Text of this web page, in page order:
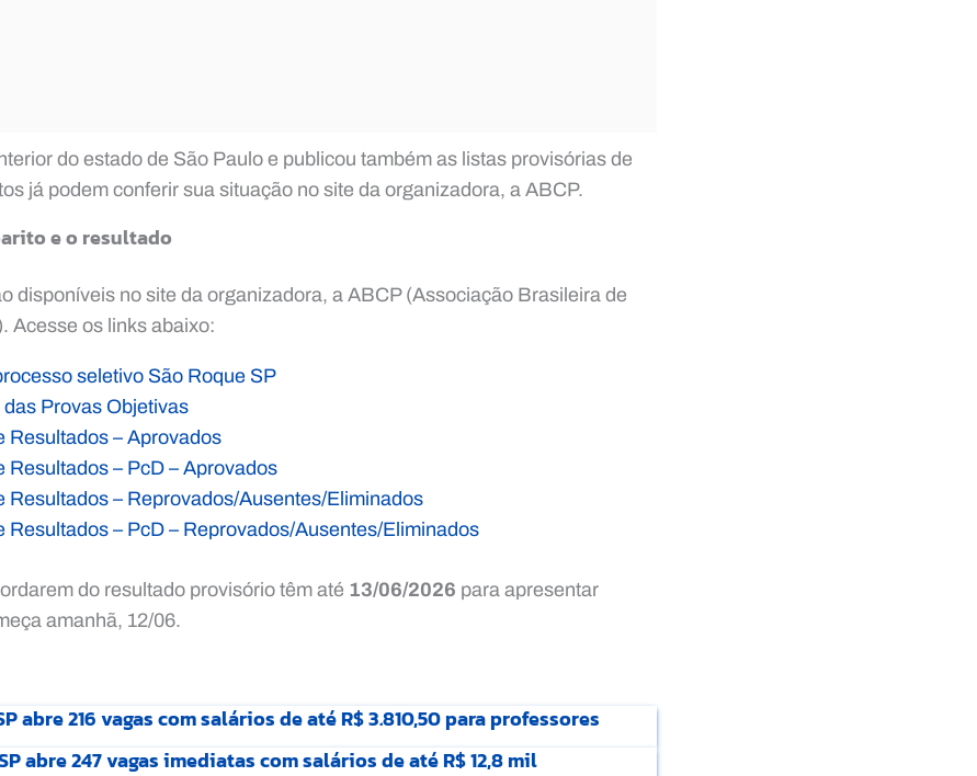
do estado de São Paulo e publicou também as listas provisórias de
já podem conferir sua situação no site da organizadora, a ABCP.
e o resultado
disponíveis no site da organizadora, a ABCP (Associação Brasileira de
Acesse os links abaixo:
seletivo São Roque SP
Provas Objetivas
Resultados – Aprovados
Resultados – PcD – Aprovados
Resultados – Reprovados/Ausentes/Eliminados
Resultados – PcD – Reprovados/Ausentes/Eliminados
do resultado provisório têm até 13/06/2026 para apresentar
amanhã, 12/06.
abre 216 vagas com salários de até R$ 3.810,50 para professores
abre 247 vagas imediatas com salários de até R$ 12,8 mil